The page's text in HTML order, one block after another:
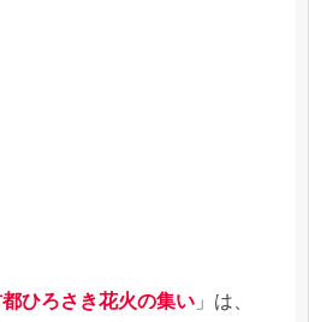
ひろさき花火の集い 」は、